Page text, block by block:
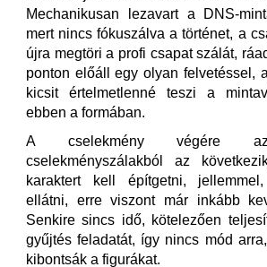
Mechanikusan lezavart a DNS-
mert nincs fókuszálva a történet, a
újra megtöri a profi csapat szálát,
ponton előáll egy olyan felvetéssel,
kicsit értelmetlenné teszi a
ebben a formában.
A cselekmény végére
cselekményszálakból az
karaktert kell építgetni, jellemmel,
ellátni, erre viszont már inkább
Senkire sincs idő, kötelezően
gyűjtés feladatát, így nincs mód
kibontsák a figurákat.